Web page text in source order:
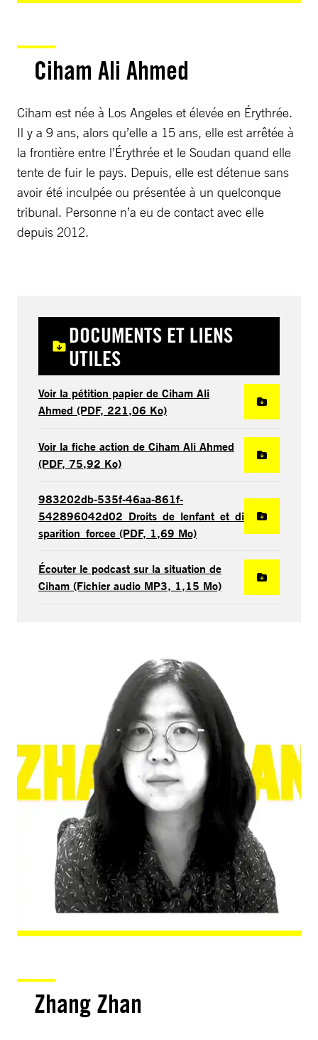
Ciham Ali Ahmed
Ciham est née à Los Angeles et élevée en Érythrée.
Il y a 9 ans, alors qu’elle a 15 ans, elle est arrêtée à
la frontière entre l’Érythrée et le Soudan quand elle
tente de fuir le pays. Depuis, elle est détenue sans
avoir été inculpée ou présentée à un quelconque
tribunal. Personne n’a eu de contact avec elle
depuis 2012.
DOCUMENTS ET LIENS
UTILES
Voir la pétition papier de Ciham Ali
Ahmed (PDF, 221,06 Ko)
Voir la fiche action de Ciham Ali Ahmed
(PDF, 75,92 Ko)
983202db-535f-46aa-861f-
542896042d02_Droits_de_lenfant_et_di
sparition_forcee (PDF, 1,69 Mo)
Écouter le podcast sur la situation de
Ciham (Fichier audio MP3, 1,15 Mo)
Zhang Zhan